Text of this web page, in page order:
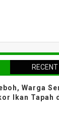
RECENT
Warga
Ikan Tapah